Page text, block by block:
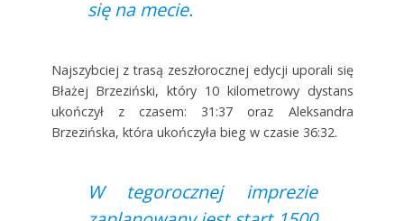
się na mecie.
Najszybciej z trasą zeszłorocznej edycji uporali się
Błażej Brzeziński, który 10 kilometrowy dystans
ukończył z czasem: 31:37 oraz Aleksandra
Brzezińska, która ukończyła bieg w czasie 36:32.
W tegorocznej imprezie